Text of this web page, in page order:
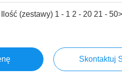
Ilość (zestawy) 1 - 1 2 - 20 21 -
Skontaktuj